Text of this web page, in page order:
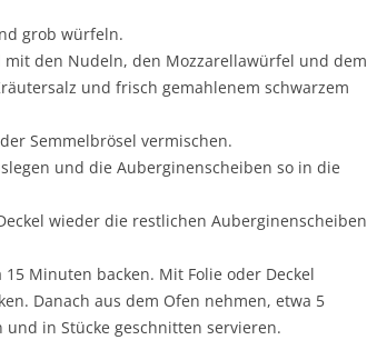
grob würfeln.
den Nudeln, den Mozzarellawürfel und dem
und frisch gemahlenem schwarzem
Semmelbrösel vermischen.
und die Auberginenscheiben so in die
wieder die restlichen Auberginenscheiben
Minuten backen. Mit Folie oder Deckel
Danach aus dem Ofen nehmen, etwa 5
in Stücke geschnitten servieren.